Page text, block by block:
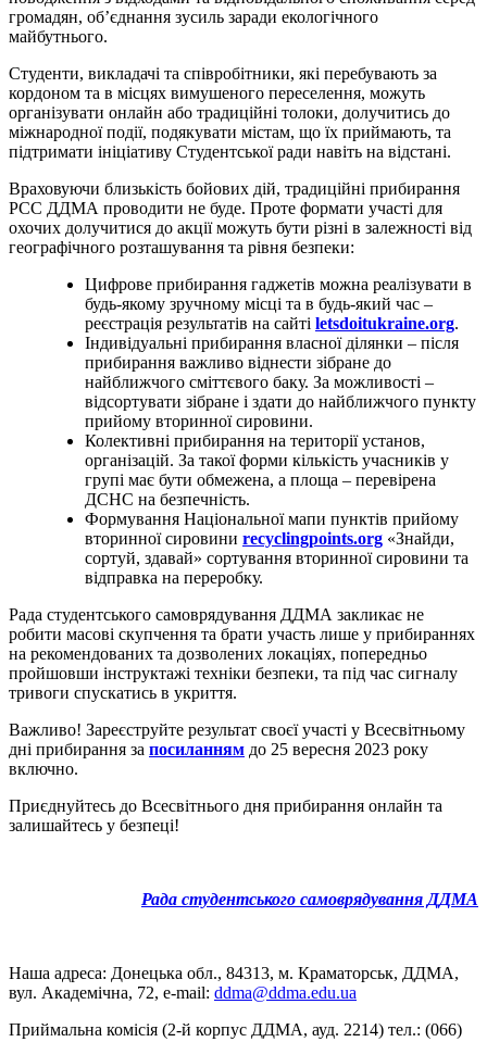
громадян, об’єднання зусиль заради екологічного
майбутнього.
Студенти, викладачі та співробітники, які перебувають за
кордоном та в місцях вимушеного переселення, можуть
організувати онлайн або традиційні толоки, долучитись до
міжнародної події, подякувати містам, що їх приймають, та
підтримати ініціативу Студентської ради навіть на відстані.
Враховуючи близькість бойових дій, традиційні прибирання
РСС ДДМА проводити не буде. Проте формати участі для
охочих долучитися до акції можуть бути різні в залежності від
географічного розташування та рівня безпеки:
Цифрове прибирання гаджетів можна реалізувати в
будь-якому зручному місці та в будь-який час –
реєстрація результатів на сайті letsdoitukraine.org.
Індивідуальні прибирання власної ділянки – після
прибирання важливо віднести зібране до
найближчого сміттєвого баку. За можливості –
відсортувати зібране і здати до найближчого пункту
прийому вторинної сировини.
Колективні прибирання на території установ,
організацій. За такої форми кількість учасників у
групі має бути обмежена, а площа – перевірена
ДСНС на безпечність.
Формування Національної мапи пунктів прийому
вторинної сировини recyclingpoints.org «Знайди,
сортуй, здавай» сортування вторинної сировини та
відправка на переробку.
Рада студентського самоврядування ДДМА закликає не
робити масові скупчення та брати участь лише у прибираннях
на рекомендованих та дозволених локаціях, попередньо
пройшовши інструктажі техніки безпеки, та під час сигналу
тривоги спускатись в укриття.
Важливо! Зареєструйте результат своєї участі у Всесвітньому
дні прибирання за посиланням до 25 вересня 2023 року
включно.
Приєднуйтесь до Всесвітнього дня прибирання онлайн та
залишайтесь у безпеці!
Рада студентського самоврядування ДДМА
Наша адреса: Донецька обл., 84313, м. Краматорськ, ДДМА,
вул. Академічна, 72, е-mail: ddma@ddma.edu.ua
Приймальна комісія (2-й корпус ДДМА, ауд. 2214) тел.: (066)